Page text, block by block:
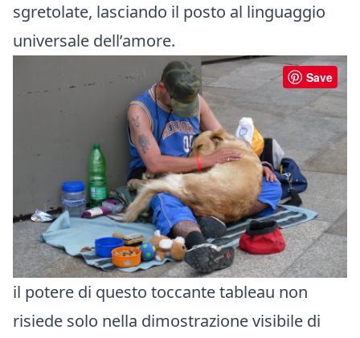
sgretolate, lasciando il posto al linguaggio
universale dell’amore.
Save
il potere di questo toccante tableau non
risiede solo nella dimostrazione visibile di